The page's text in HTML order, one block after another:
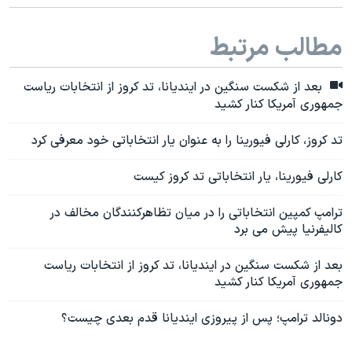
مطالب مرتبط
بعد از شکست سنگین در ایندیانا، تد کروز از انتخابات ریاست
جمهوری آمریکا کنار کشید
تد کروز، کارلی فیورینا را به عنوان یار انتخاباتی خود معرفی کرد
کارلی فیورینا، یار انتخاباتی تد کروز کیست
ترامپ کمپین انتخاباتی را در میان تظاهرکنندگان مخالف در
کالیفرنیا پیش می برد
بعد از شکست سنگین در ایندیانا، تد کروز از انتخابات ریاست
جمهوری آمریکا کنار کشید
دونالد ترامپ؛ پس از پیروزی ایندیانا قدم بعدی چیست؟